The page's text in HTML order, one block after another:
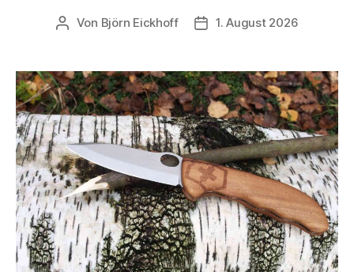
Beitragsautor
Von Björn Eickhoff Veröffentlichungsdatum
1. August 2026